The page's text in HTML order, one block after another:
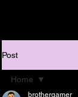
Post
Home
brothergamer